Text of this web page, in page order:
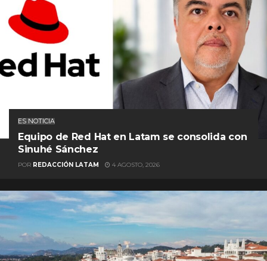
ES NOTICIA
Equipo de Red Hat en Latam se consolida con
Sinuhé Sánchez
POR REDACCIÓN LATAM 4 AGOSTO, 2026